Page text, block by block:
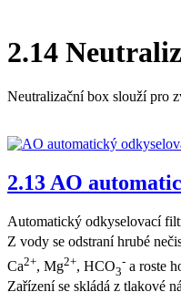
2.14
Neutralizační box slouží pro
2.13 AO
Automatický odkyselovací
Z vody se odstraní hrubé
Ca2+, Mg2+, HCO3
- a roste
Zařízení se skládá z tlakové